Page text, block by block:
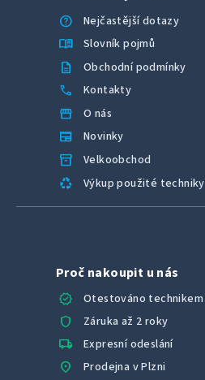
help
Nejčastější dotazy
menu_book Slovník pojmů
description Obchodní podmínky
call Kontakty
storefront O nás
newspaper Novinky
inventory_2 Velkoobchod
recycling Výkup použité techniky
Proč nakoupit u nás
verified
Otestováno technikem
shield Záruka až 2 roky
local_shipping Expresní odeslání
location_on Prodejna v Plzni